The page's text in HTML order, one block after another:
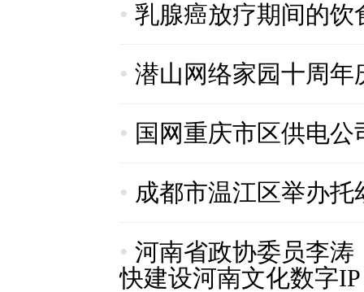
• 乳腺癌放疗期间的
• 潜山网络家园十周年
• 国网重庆市区供电
• 成都市温江区举办
• 河南省政协委员李
快建设河南文化数字IP